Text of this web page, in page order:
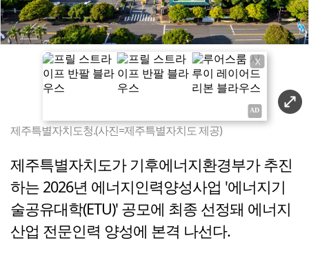
X
제주특별자치도청.(사진=제주특별자치도 제공)
제주특별자치도가 기후에너지환경부가 추진
하는 2026년 에너지인력양성사업 '에너지기
술공유대학(ETU)' 공모에 최종 선정돼 에너지
산업 전문인력 양성에 본격 나선다.